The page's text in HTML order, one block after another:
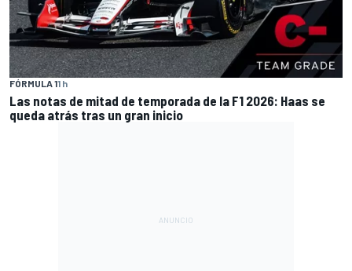
FÓRMULA 11 h
Las notas de mitad de temporada de la F1 2026: Haas se
queda atrás tras un gran inicio